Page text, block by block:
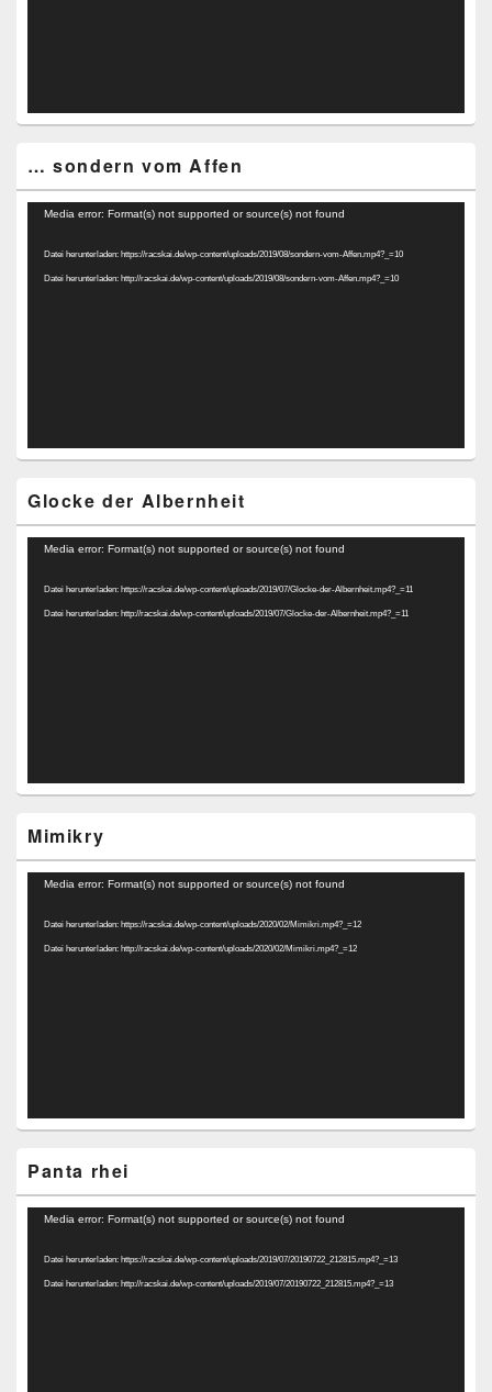
… sondern vom Affen
Video-
Media error: Format(s) not supported or source(s) not found
Datei herunterladen: https://racskai.de/wp-content/uploads/2019/08/sondern-vom-Affen.mp4?_=10
Datei herunterladen: http://racskai.de/wp-content/uploads/2019/08/sondern-vom-Affen.mp4?_=10
Glocke der Albernheit
Video-
Media error: Format(s) not supported or source(s) not found
Datei herunterladen: https://racskai.de/wp-content/uploads/2019/07/Glocke-der-Albernheit.mp4?_=11
Datei herunterladen: http://racskai.de/wp-content/uploads/2019/07/Glocke-der-Albernheit.mp4?_=11
Mimikry
Video-
Media error: Format(s) not supported or source(s) not found
Datei herunterladen: https://racskai.de/wp-content/uploads/2020/02/Mimikri.mp4?_=12
Datei herunterladen: http://racskai.de/wp-content/uploads/2020/02/Mimikri.mp4?_=12
Panta rhei
Video-
Media error: Format(s) not supported or source(s) not found
Datei herunterladen: https://racskai.de/wp-content/uploads/2019/07/20190722_212815.mp4?_=13
Datei herunterladen: http://racskai.de/wp-content/uploads/2019/07/20190722_212815.mp4?_=13